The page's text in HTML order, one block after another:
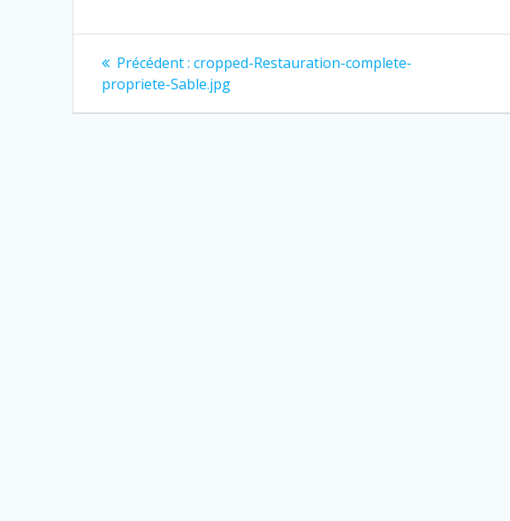
Navigation
de
Précédent : Article
précédent
cropped-Restauration-complete-
propriete-Sable.jpg